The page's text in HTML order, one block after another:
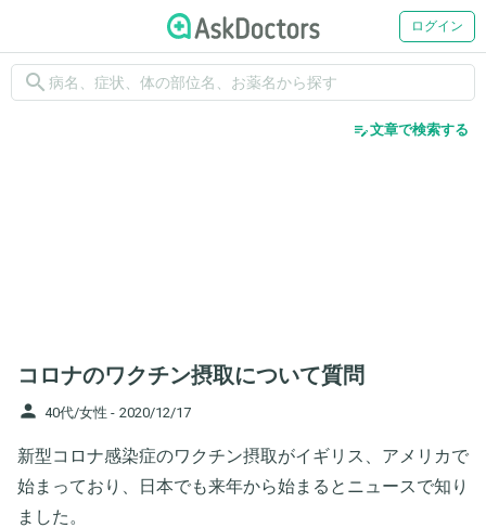
ログイン
search
edit_note文章で検索する
コロナのワクチン摂取について質問
person 40代/女性 - 2020/12/17
新型コロナ感染症のワクチン摂取がイギリス、アメリカで
始まっており、日本でも来年から始まるとニュースで知り
ました。